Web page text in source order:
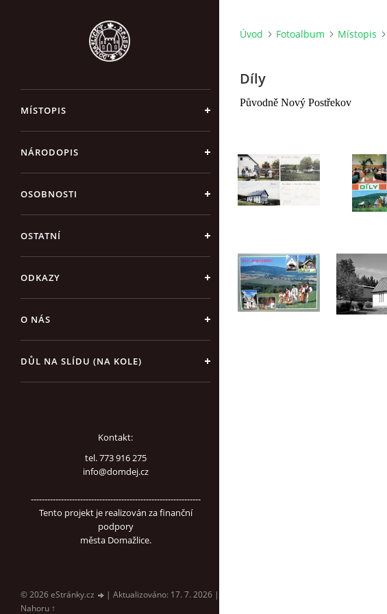
MÍSTOPIS
NÁRODOPIS
OSOBNOSTI
OSTATNÍ
ODKAZY
O NÁS
DŮL NA SLÍDU (NA KOLE)
Kontakt:
tel. 773 916 275
info@domdej.cz
--------------------------------------------------------------
Tento projekt je realizován za finanční
podpory
města Domažlice.
© 2026 eStránky.cz | Aktualizováno: 17. 7. 2026 |
Nahoru ↑
Úvod Fotoalbum Místopis
Díly
Původně Nový Postřekov